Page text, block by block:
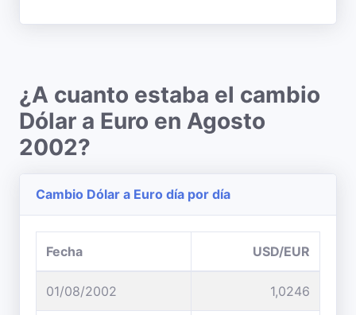
¿A cuanto estaba el cambio
Dólar a Euro en Agosto
2002?
Cambio Dólar a Euro día por día
Fecha USD/EUR
01/08/2002 1,0246